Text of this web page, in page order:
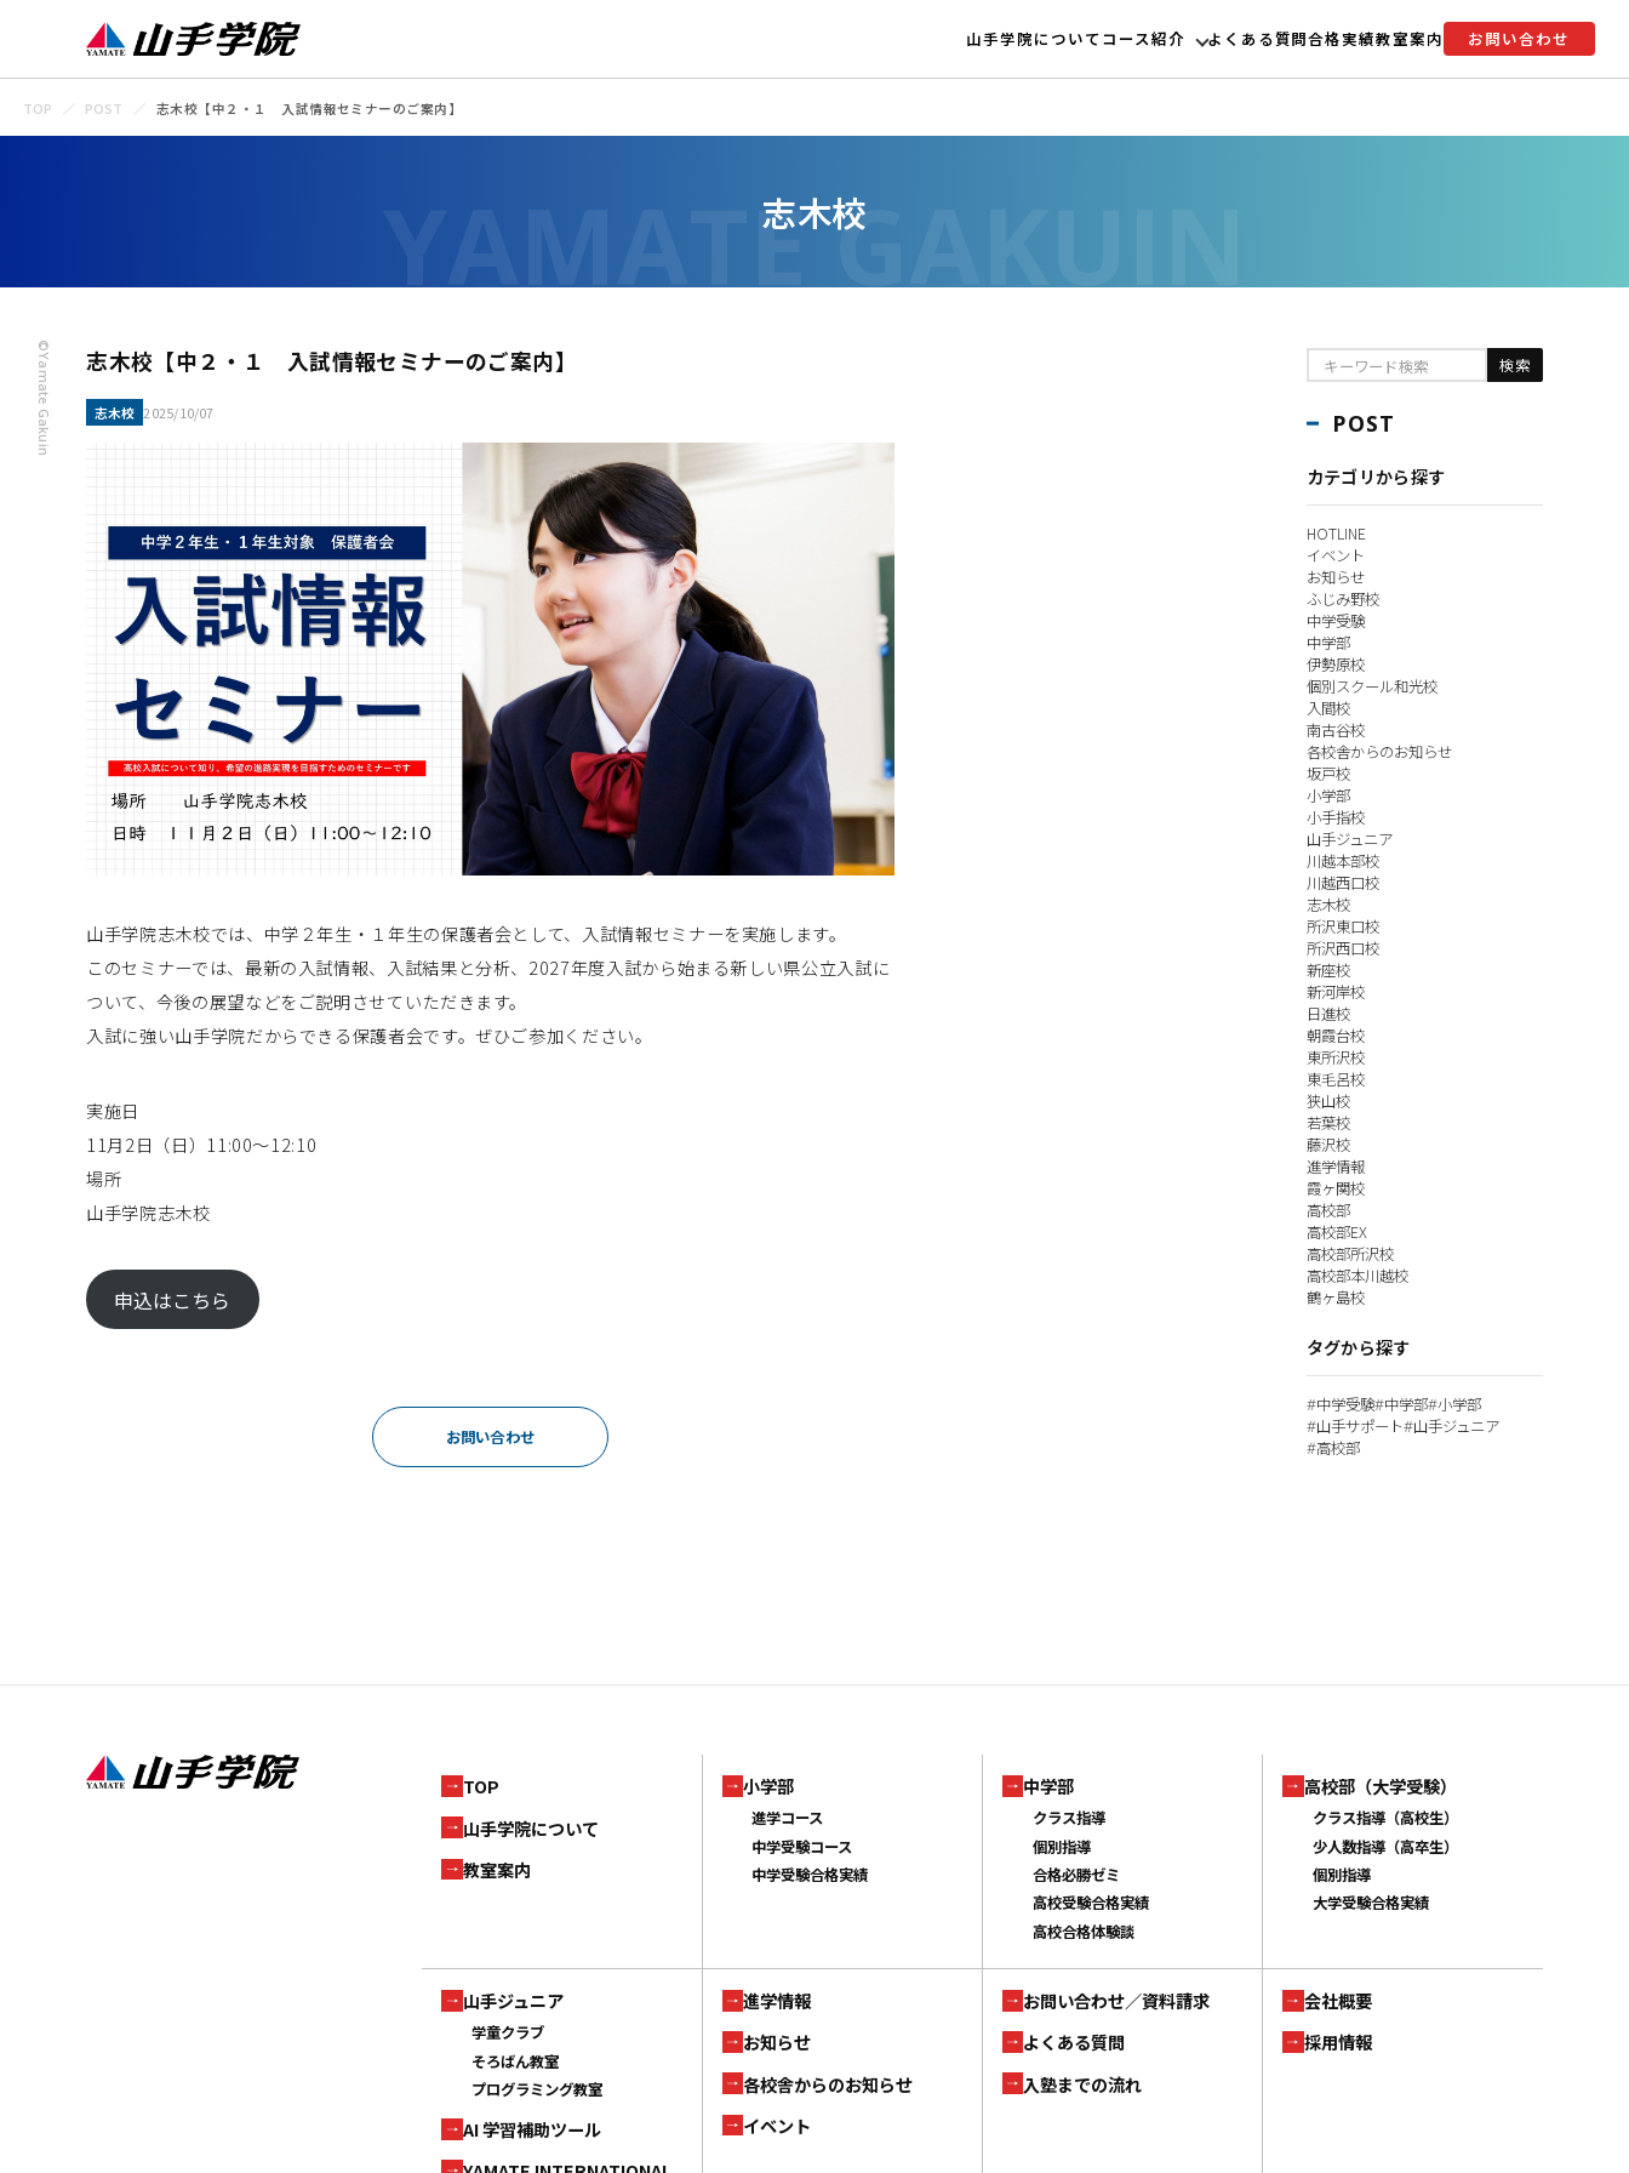
山手学院についてコース紹介 よくある質問合格実績教室案内 お問い合わせ
©Yamate Gakuin
TOP POST 志木校【中２・１ 入試情報セミナーのご案内】
志木校
志木校【中２・１ 入試情報セミナーのご案内】
志木校 2025/10/07
山手学院志木校では、中学２年生・１年生の保護者会として、入試情報セミナーを実施します。
このセミナーでは、最新の入試情報、入試結果と分析、2027年度入試から始まる新しい県公立入試に
ついて、今後の展望などをご説明させていただきます。
入試に強い山手学院だからできる保護者会です。ぜひご参加ください。
実施日
11月2日（日）11:00～12:10
場所
山手学院志木校
申込はこちら
お問い合わせ
POST
カテゴリから探す
HOTLINE
イベント
お知らせ
ふじみ野校
中学受験
中学部
伊勢原校
個別スクール和光校
入間校
南古谷校
各校舎からのお知らせ
坂戸校
小学部
小手指校
山手ジュニア
川越本部校
川越西口校
志木校
所沢東口校
所沢西口校
新座校
新河岸校
日進校
朝霞台校
東所沢校
東毛呂校
狭山校
若葉校
藤沢校
進学情報
霞ヶ関校
高校部
高校部EX
高校部所沢校
高校部本川越校
鶴ヶ島校
タグから探す
#中学受験#中学部#小学部
#山手サポート#山手ジュニア
#高校部
TOP
山手学院について
教室案内
小学部
進学コース
中学受験コース
中学受験合格実績
中学部
クラス指導
個別指導
合格必勝ゼミ
高校受験合格実績
高校合格体験談
高校部（大学受験）
クラス指導（高校生）
少人数指導（高卒生）
個別指導
大学受験合格実績
山手ジュニア
学童クラブ
そろばん教室
プログラミング教室
AI 学習補助ツール
進学情報
お知らせ
各校舎からのお知らせ
イベント
お問い合わせ／資料請求
よくある質問
入塾までの流れ
会社概要
採用情報